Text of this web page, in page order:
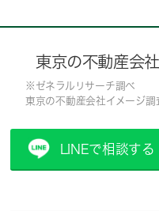
東京の不動産会
※ゼネラルリサーチ調べ
東京の不動産会社イメージ調
LINEで相談する